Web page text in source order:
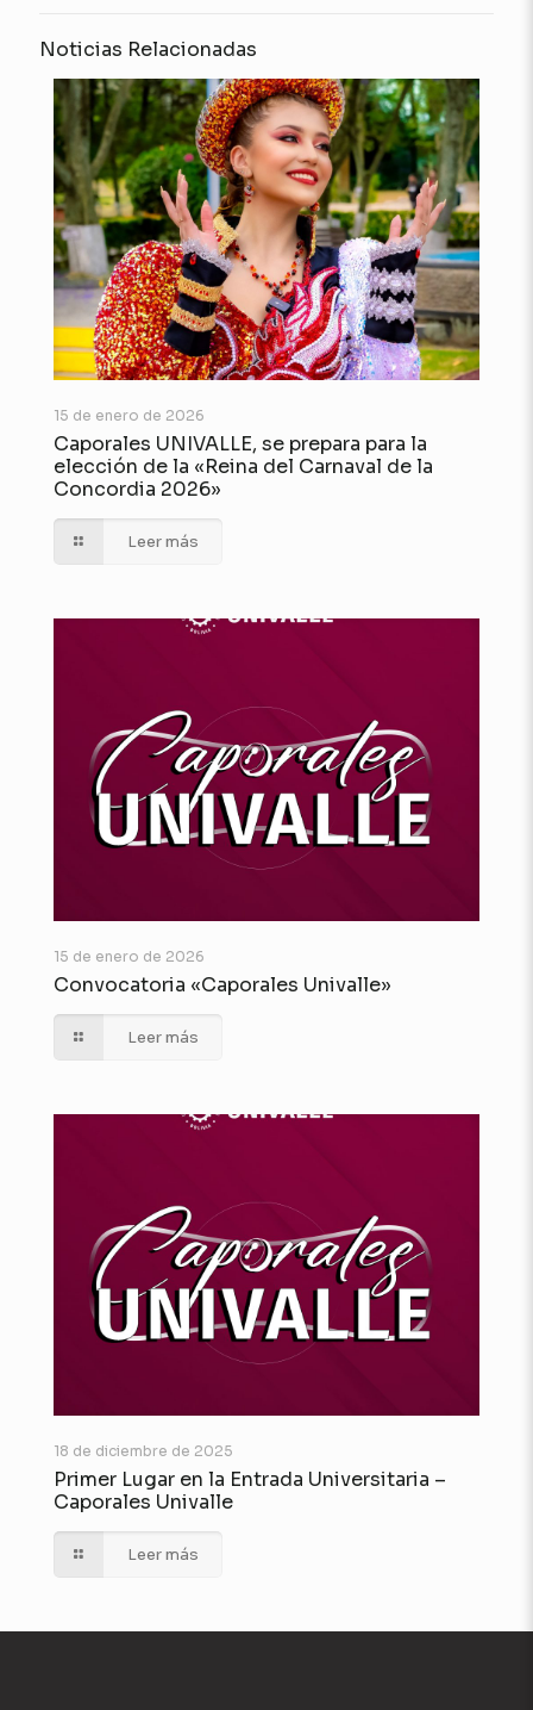
Noticias Relacionadas
15 de enero de 2026
Caporales UNIVALLE, se prepara para la
elección de la «Reina del Carnaval de la
Concordia 2026»
Leer más
15 de enero de 2026
Convocatoria «Caporales Univalle»
Leer más
18 de diciembre de 2025
Primer Lugar en la Entrada Universitaria –
Caporales Univalle
Leer más